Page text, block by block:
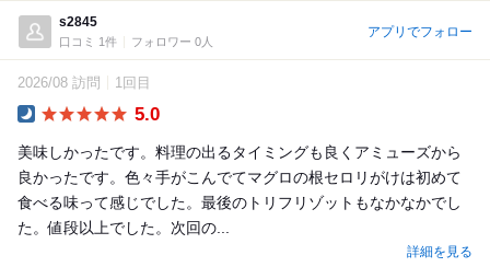
s2845
口コミ 1件 フォロワー 0人
アプリでフォロー
2026/08 訪問 1回目
5.0
美味しかったです。料理の出るタイミングも良くアミューズから
良かったです。色々手がこんでてマグロの根セロリがけは初めて
食べる味って感じでした。最後のトリフリゾットもなかなかでし
た。値段以上でした。次回の...
詳細を見る